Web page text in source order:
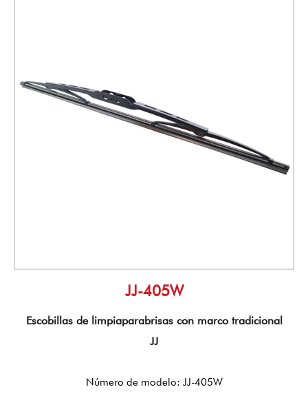
JJ-405W
Escobillas de limpiaparabrisas con marco tradicional
JJ
Número de modelo: JJ-405W